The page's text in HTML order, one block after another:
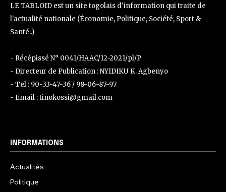
LE TABLOID est un site togolais d'information qui traite de
l'actualité nationale (Économie, Politique, Société, Sport &
Santé..)
- Récépissé N° 0041/HAAC/12-2021/pl/P
- Directeur de Publication : NYIDIKU K. Agbenyo
- Tel : 90-33-47-36 / 98-06-87-97
- Email : tinokossi@gmail.com
INFORMATIONS
Actualités
Politique